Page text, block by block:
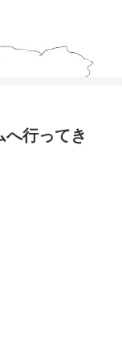
行ってき